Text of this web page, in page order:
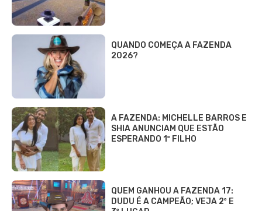
QUANDO COMEÇA A FAZENDA
2026?
A FAZENDA: MICHELLE BARROS E
SHIA ANUNCIAM QUE ESTÃO
ESPERANDO 1º FILHO
QUEM GANHOU A FAZENDA 17:
DUDU É A CAMPEÃO; VEJA 2º E